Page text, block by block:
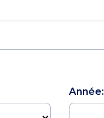
Année: